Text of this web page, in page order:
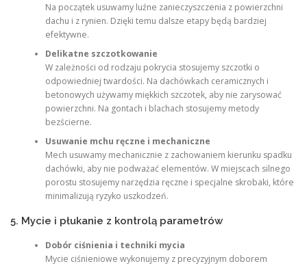
Na początek usuwamy luźne zanieczyszczenia z powierzchni
dachu i z rynien. Dzięki temu dalsze etapy będą bardziej
efektywne.
Delikatne szczotkowanie
W zależności od rodzaju pokrycia stosujemy szczotki o
odpowiedniej twardości. Na dachówkach ceramicznych i
betonowych używamy miękkich szczotek, aby nie zarysować
powierzchni. Na gontach i blachach stosujemy metody
bezścierne.
Usuwanie mchu ręczne i mechaniczne
Mech usuwamy mechanicznie z zachowaniem kierunku spadku
dachówki, aby nie podważać elementów. W miejscach silnego
porostu stosujemy narzędzia ręczne i specjalne skrobaki, które
minimalizują ryzyko uszkodzeń.
5. Mycie i płukanie z kontrolą parametrów
Dobór ciśnienia i techniki mycia
Mycie ciśnieniowe wykonujemy z precyzyjnym doborem